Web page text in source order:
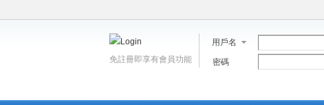
用戶名
密碼
免註冊即享有會員功能